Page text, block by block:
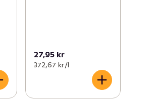
27,95 kr
372,67 kr /l